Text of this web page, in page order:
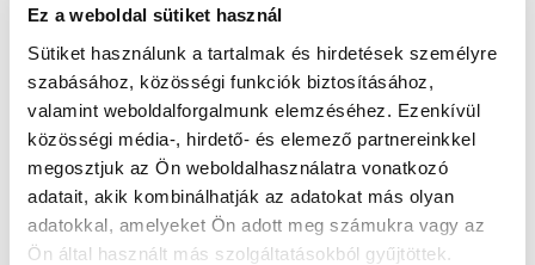
Ez a weboldal sütiket használ
Sütiket használunk a tartalmak és hirdetések személyre
szabásához, közösségi funkciók biztosításához,
valamint weboldalforgalmunk elemzéséhez. Ezenkívül
közösségi média-, hirdető- és elemező partnereinkkel
megosztjuk az Ön weboldalhasználatra vonatkozó
adatait, akik kombinálhatják az adatokat más olyan
adatokkal, amelyeket Ön adott meg számukra vagy az
Ön által használt más szolgáltatásokból gyűjtöttek.
hogy csepegtessek óránként. Aznap egy picit
érzékenyebb volt a szemem, le kellett
pihennem, de mivel délután volt a műtét hamar
el is tudtam aludni. Onnantól kezdve napról
napra egyre jobb volt a látásom. Nekem ugye
olyan műtétem volt, No-Touch PRK, ami után
hosszabb a regenerálódási időszak és többet
kell csepegtetni, de ezt nagyon jól tudtam,
türelmes voltam, hisz én választottam. De a